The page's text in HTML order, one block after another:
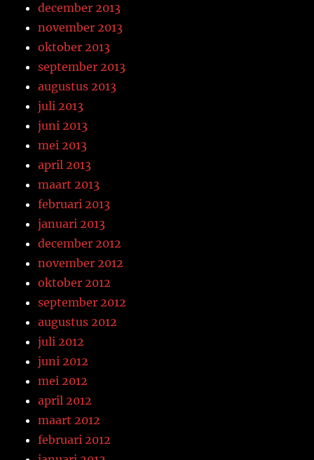
december 2013
november 2013
oktober 2013
september 2013
augustus 2013
juli 2013
juni 2013
mei 2013
april 2013
maart 2013
februari 2013
januari 2013
december 2012
november 2012
oktober 2012
september 2012
augustus 2012
juli 2012
juni 2012
mei 2012
april 2012
maart 2012
februari 2012